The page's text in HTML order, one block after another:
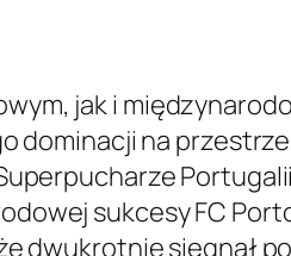
jak i
dominacji na
sukcesy FC
dwukrotnie sięgnął